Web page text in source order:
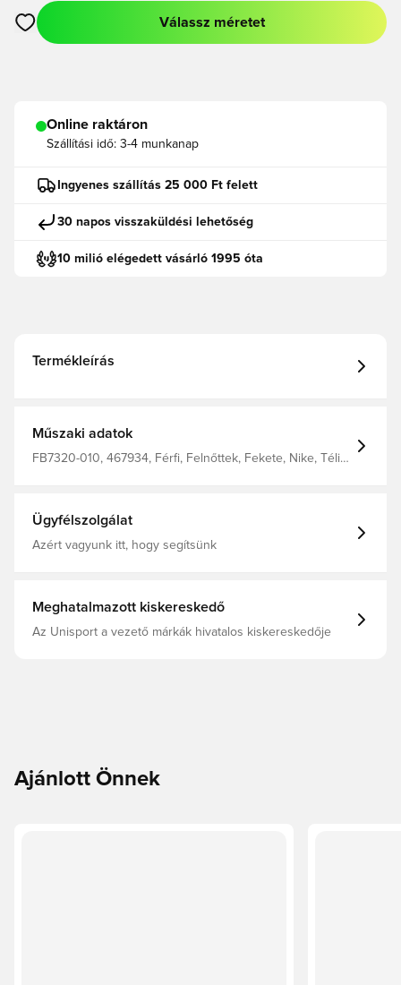
Megnyit egy modált a bejelentkezéshez vagy a tagként való
Válassz méretet
Online raktáron
Szállítási idő: 3-4 munkanap
Ingyenes szállítás 25 000 Ft felett
30 napos visszaküldési lehetőség
10 milió elégedett vásárló 1995 óta
Termékleírás
Műszaki adatok
FB7320-010, 467934, Férfi, Felnőttek, Fekete, Nike, Téli
Ügyfélszolgálat
Azért vagyunk itt, hogy segítsünk
Meghatalmazott kiskereskedő
Az Unisport a vezető márkák hivatalos kiskereskedője
Ajánlott Önnek